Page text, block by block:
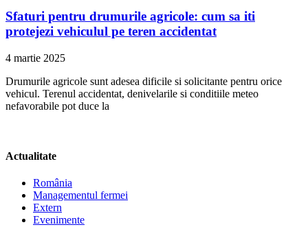
Sfaturi pentru drumurile agricole: cum sa iti
protejezi vehiculul pe teren accidentat
4 martie 2025
Drumurile agricole sunt adesea dificile si solicitante pentru orice
vehicul. Terenul accidentat, denivelarile si conditiile meteo
nefavorabile pot duce la
Actualitate
România
Managementul fermei
Extern
Evenimente